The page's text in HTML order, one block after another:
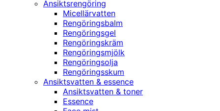
Ansiktsrengöring
Micellärvatten
Rengöringsbalm
Rengöringsgel
Rengöringskräm
Rengöringsmjölk
Rengöringsolja
Rengöringsskum
Ansiktsvatten & essence
Ansiktsvatten & toner
Essence